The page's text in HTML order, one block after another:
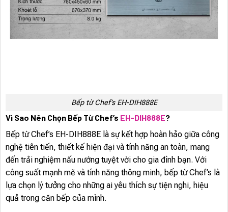
Bếp từ Chef’s EH-DIH888E
Vì Sao Nên Chọn Bếp Từ Chef’s EH-DIH888E?
Bếp từ Chef’s EH-DIH888E là sự kết hợp hoàn hảo giữa công
nghệ tiên tiến, thiết kế hiện đại và tính năng an toàn, mang
đến trải nghiệm nấu nướng tuyệt vời cho gia đình bạn. Với
công suất mạnh mẽ và tính năng thông minh, bếp từ Chef’s là
lựa chọn lý tưởng cho những ai yêu thích sự tiện nghi, hiệu
quả trong căn bếp của mình.